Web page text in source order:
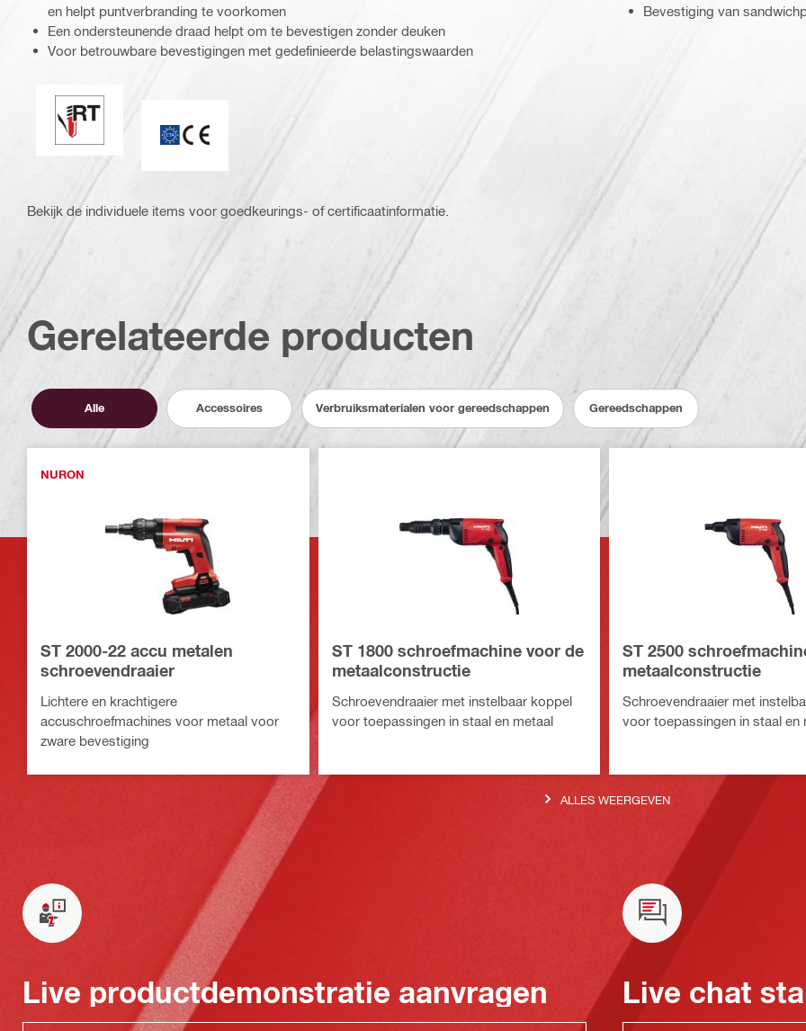
en helpt puntverbranding te voorkomen
Een ondersteunende draad helpt om te bevestigen zonder deuken
Voor betrouwbare bevestigingen met gedefinieerde belastingswaarden
Perfect sealing / racingtip
Bevestiging van
Bekijk de individuele items voor goedkeurings- of certificaatinformatie.
Gerelateerde producten
Alle Accessoires Verbruiksmaterialen voor gereedschappen Gereedschappen
NURON
ST 2000-22 accu metalen
schroevendraaier
Lichtere en krachtigere
accuschroefmachines voor metaal voor
zware bevestiging
ST 1800 schroefmachine voor de
metaalconstructie
Schroevendraaier met instelbaar koppel
voor toepassingen in staal en metaal
ST 2500
metaalconstructie
Schroevendraaier met
voor toepassingen in staal en
ALLES WEERGEVEN
Live productdemonstratie aanvragen Live chat